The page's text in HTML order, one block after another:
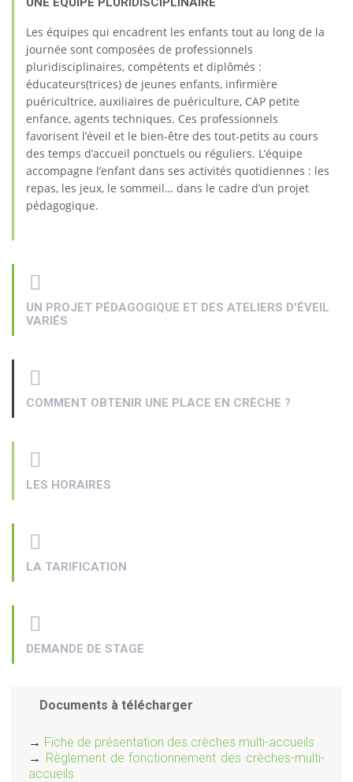
Les équipes qui encadrent les enfants tout au long de la
journée sont composées de professionnels
pluridisciplinaires, compétents et diplômés :
éducateurs(trices) de jeunes enfants, infirmière
puéricultrice, auxiliaires de puériculture, CAP petite
enfance, agents techniques. Ces professionnels
favorisent l’éveil et le bien-être des tout-petits au cours
des temps d’accueil ponctuels ou réguliers. L’équipe
accompagne l’enfant dans ses activités quotidiennes : les
repas, les jeux, le sommeil… dans le cadre d’un projet
pédagogique.
UN PROJET PÉDAGOGIQUE ET DES ATELIERS D'ÉVEIL
VARIÉS
COMMENT OBTENIR UNE PLACE EN CRÈCHE ?
LES HORAIRES
LA TARIFICATION
DEMANDE DE STAGE
Documents à télécharger
→ Fiche de présentation des crèches multi-accueils
→ Règlement de fonctionnement des crèches-multi-
accueils